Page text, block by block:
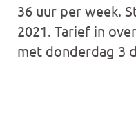
36 uur per week.
2021. Tarief in
met donderdag 3